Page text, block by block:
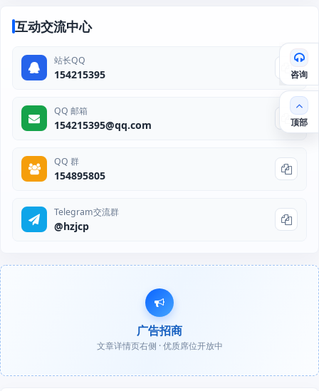
互动交流中心
站长QQ
154215395
QQ 邮箱
154215395@qq.com
QQ 群
154895805
Telegram交流群
@hzjcp
广告招商
文章详情页右侧 · 优质席位开放中
咨询
顶部